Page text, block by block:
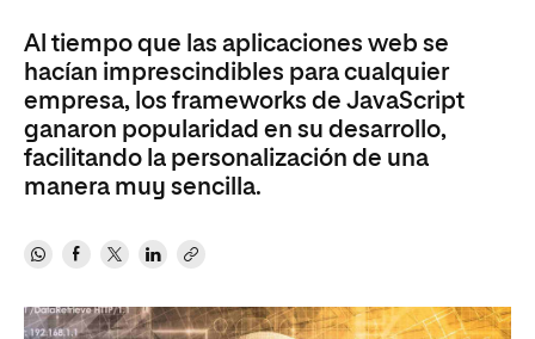
Al tiempo que las aplicaciones web se
hacían imprescindibles para cualquier
empresa, los frameworks de JavaScript
ganaron popularidad en su desarrollo,
facilitando la personalización de una
manera muy sencilla.